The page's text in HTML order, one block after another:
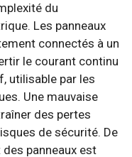
du
Les panneaux
connectés à un
le courant continu
utilisable par les
Une mauvaise
des pertes
de sécurité. De
panneaux est